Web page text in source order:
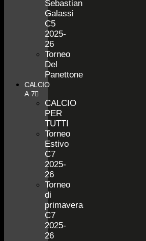
Sebastian
Galassi
C5
2025-
26
Torneo
Del
Panettone
CALCIO
A 7
CALCIO
PER
TUTTI
Torneo
Estivo
C7
2025-
26
Torneo
di
primavera
C7
2025-
26